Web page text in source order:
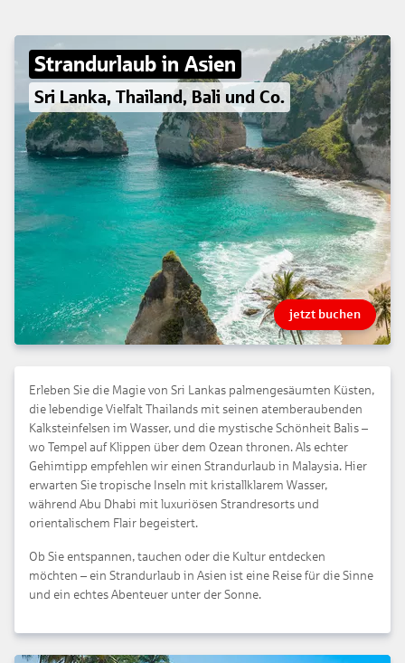
Strandurlaub in Asien
Sri Lanka, Thailand, Bali und Co.
jetzt buchen
Erleben Sie die Magie von Sri Lankas palmengesäumten Küsten,
die lebendige Vielfalt Thailands mit seinen atemberaubenden
Kalksteinfelsen im Wasser, und die mystische Schönheit Balis –
wo Tempel auf Klippen über dem Ozean thronen. Als echter
Gehimtipp empfehlen wir einen Strandurlaub in Malaysia. Hier
erwarten Sie tropische Inseln mit kristallklarem Wasser,
während Abu Dhabi mit luxuriösen Strandresorts und
orientalischem Flair begeistert.
Ob Sie entspannen, tauchen oder die Kultur entdecken
möchten – ein Strandurlaub in Asien ist eine Reise für die Sinne
und ein echtes Abenteuer unter der Sonne.